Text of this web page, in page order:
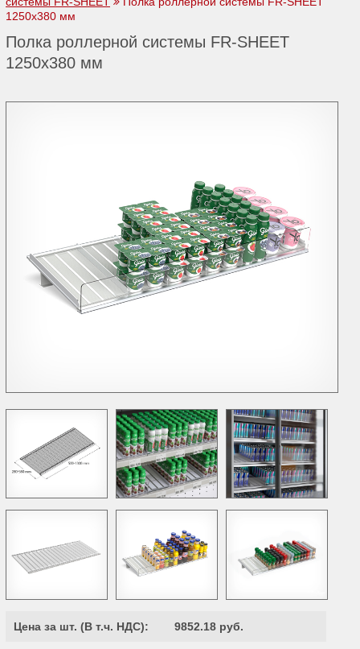
1250х380 мм
Полка роллерной системы FR-SHEET
1250х380 мм
Цена за шт. (В т.ч. НДС): 9852.18 руб.